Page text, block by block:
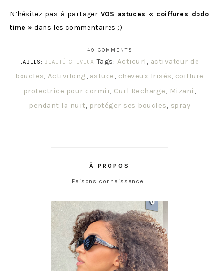
N’hésitez pas à partager VOS astuces « coiffures dodo
time » dans les commentaires ;)
49 COMMENTS
LABELS:
BEAUTÉ, CHEVEUX Tags: Acticurl , activateur de
boucles, Activilong, astuce, cheveux frisés, coiffure
protectrice pour dormir, Curl Recharge, Mizani ,
pendant la nuit, protéger ses boucles, spray
À PROPOS
Faisons connaissance…